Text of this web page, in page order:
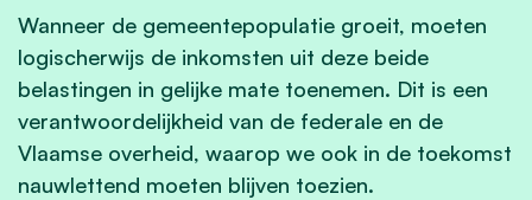
Wanneer de gemeentepopulatie groeit, moeten
logischerwijs de inkomsten uit deze beide
belastingen in gelijke mate toenemen. Dit is een
verantwoordelijkheid van de federale en de
Vlaamse overheid, waarop we ook in de toekomst
nauwlettend moeten blijven toezien.